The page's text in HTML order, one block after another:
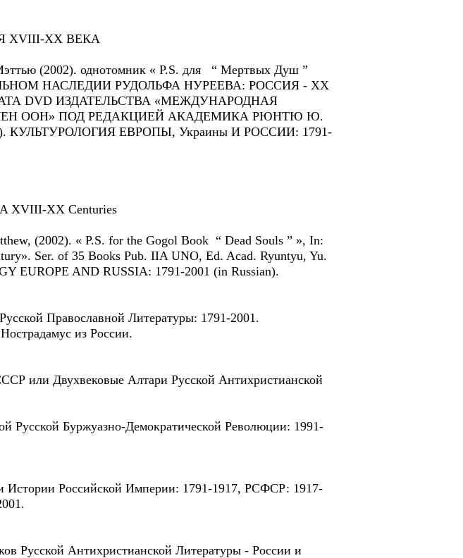
XVIII-XX ВЕКА
(2002). однотомник « P.S. для “ Мертвых Душ ”
НАСЛЕДИИ РУДОЛЬФА НУРЕЕВА: РОССИЯ - ХХ
DVD ИЗДАТЕЛЬСТВА «МЕЖДУНАРОДНАЯ
ООН» ПОД РЕДАКЦИЕЙ АКАДЕМИКА РЮНТЮ Ю.
ЕВРОПЫ, Украины И РОССИИ: 1791-
XVIII-XX Centuries
(2002). « P.S. for the Gogol Book “ Dead Souls ” », In:
Ser. of 35 Books Pub. IIA UNO, Ed. Acad. Ryuntyu, Yu.
EUROPE AND RUSSIA: 1791-2001 (in Russian).
Православной Литературы: 1791-2001.
из России.
или Двухвековые Алтари Русской Антихристианской
Русской Буржуазно-Демократической Революции: 1991-
Истории Российской Империи: 1791-1917, РСФСР: 1917-
Русской Антихристианской Литературы - России и